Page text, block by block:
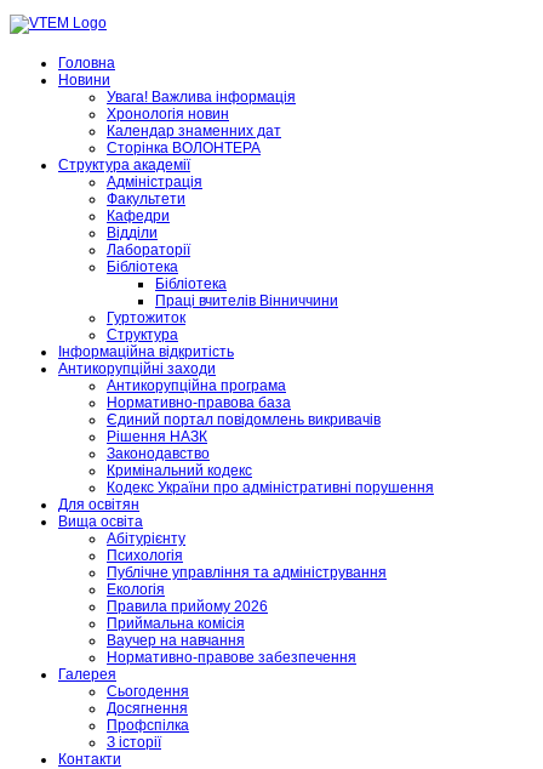
Головна
Новини
Увага! Важлива інформація
Хронологія новин
Календар знаменних дат
Сторінка ВОЛОНТЕРА
Структура академії
Адміністрація
Факультети
Кафедри
Відділи
Лабораторії
Бібліотека
Бібліотека
Праці вчителів Вінниччини
Гуртожиток
Структура
Інформаційна відкритість
Антикорупційні заходи
Антикорупційна програма
Нормативно-правова база
Єдиний портал повідомлень викривачів
Рішення НАЗК
Законодавство
Кримінальний кодекс
Кодекс України про адміністративні порушення
Для освітян
Вища освіта
Абітурієнту
Психологія
Публічне управління та адміністрування
Екологія
Правила прийому 2026
Приймальна комісія
Ваучер на навчання
Нормативно-правове забезпечення
Галерея
Сьогодення
Досягнення
Профспілка
З історії
Контакти